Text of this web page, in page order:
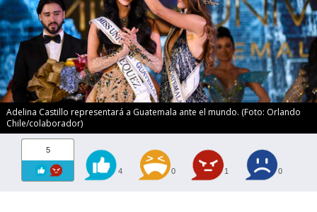
Adelina Castillo representará a Guatemala ante el mundo. (Foto: Orlando
Chile/colaborador)
5
4 0 1 0